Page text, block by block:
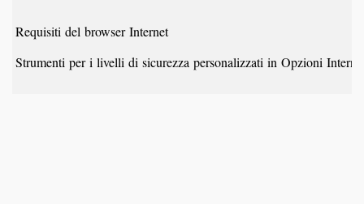
Requisiti del browser Internet
Strumenti per i livelli di sicurezza personalizzati in Opzioni